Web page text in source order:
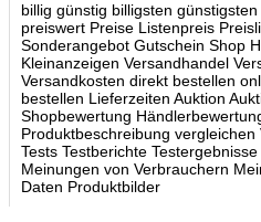
billig günstig billigsten
preiswert Preise Listenpreis
Sonderangebot Gutschein Shop
Kleinanzeigen Versandhandel
Versandkosten direkt bestellen
bestellen Lieferzeiten Auktion
Shopbewertung
Produktbeschreibung
Tests Testberichte
Meinungen von Verbrauchern
Daten Produktbilder